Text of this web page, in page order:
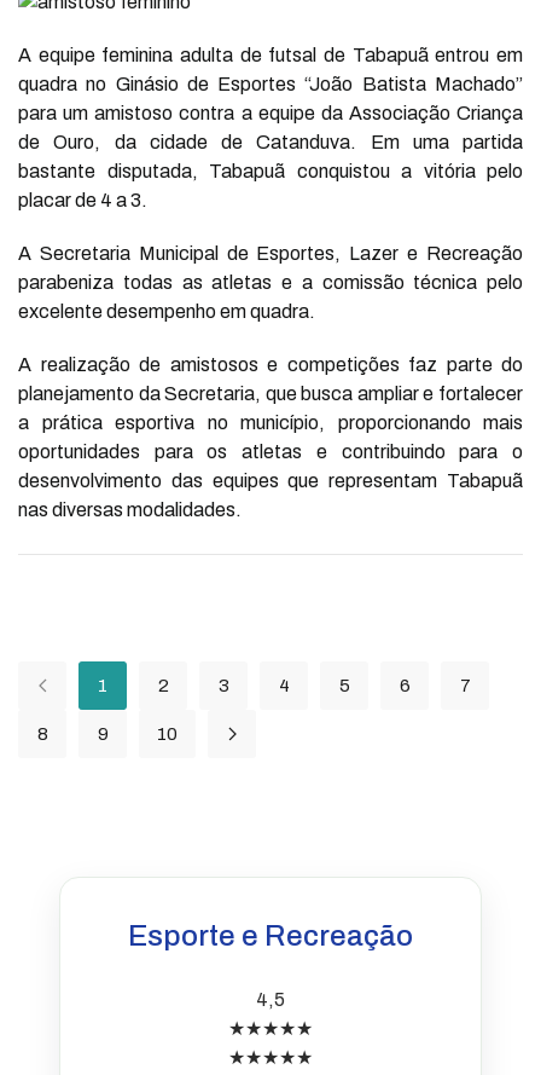
A equipe feminina adulta de futsal de Tabapuã entrou em
quadra no Ginásio de Esportes “João Batista Machado”
para um amistoso contra a equipe da Associação Criança
de Ouro, da cidade de Catanduva. Em uma partida
bastante disputada, Tabapuã conquistou a vitória pelo
placar de 4 a 3.
A Secretaria Municipal de Esportes, Lazer e Recreação
parabeniza todas as atletas e a comissão técnica pelo
excelente desempenho em quadra.
A realização de amistosos e competições faz parte do
planejamento da Secretaria, que busca ampliar e fortalecer
a prática esportiva no município, proporcionando mais
oportunidades para os atletas e contribuindo para o
desenvolvimento das equipes que representam Tabapuã
nas diversas modalidades.
1 2 3 4 5 6 7
8 9 10
Esporte e Recreação
4,5
★★★★★
★★★★★